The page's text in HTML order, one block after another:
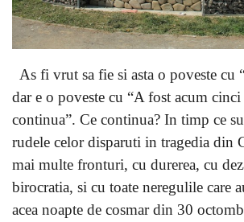
As fi vrut sa fie si asta o poveste cu
dar e o poveste cu “A fost acum
continua”. Ce continua? In timp ce
rudele celor disparuti in tragedia din
mai multe fronturi, cu durerea, cu
birocratia, si cu toate neregulile care
acea noapte de cosmar din 30